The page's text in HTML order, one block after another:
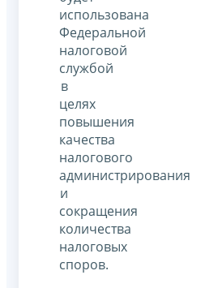
использована
Федеральной
налоговой
службой
в
целях
повышения
качества
налогового
администрирования
и
сокращения
количества
налоговых
споров.